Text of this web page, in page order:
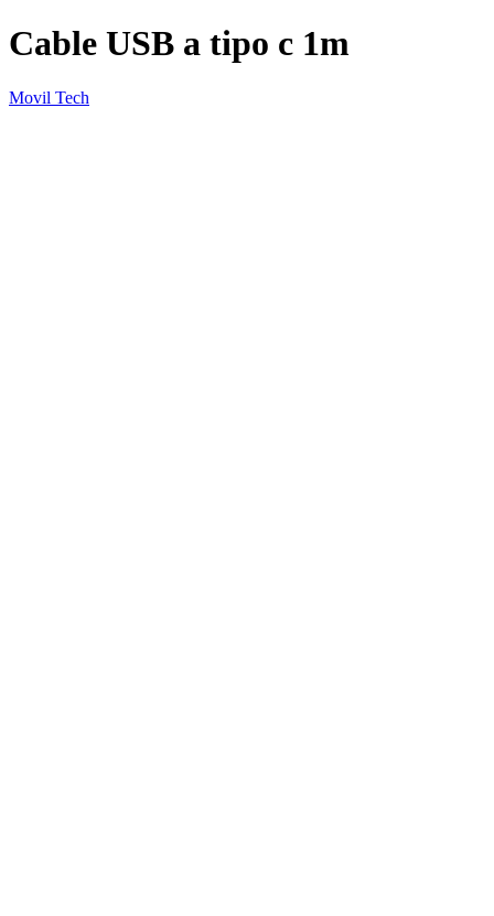
Cable USB a tipo c 1m
Movil Tech